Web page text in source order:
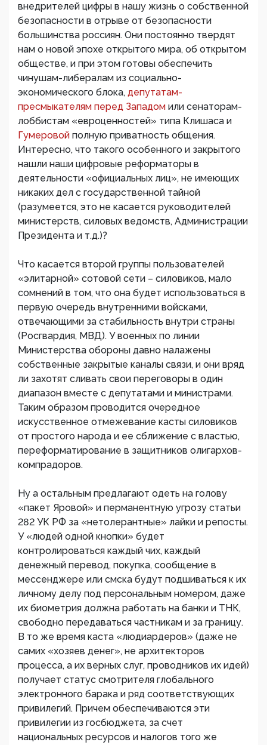
внедрителей цифры в нашу жизнь о собственной
безопасности в отрыве от безопасности
большинства россиян. Они постоянно твердят
нам о новой эпохе открытого мира, об открытом
обществе, и при этом готовы обеспечить
чинушам-либералам из социально-
экономического блока, депутатам-
пресмыкателям перед Западом или сенаторам-
лоббистам «евроценностей» типа Клишаса и
Гумеровой полную приватность общения.
Интересно, что такого особенного и закрытого
нашли наши цифровые реформаторы в
деятельности «официальных лиц», не имеющих
никаких дел с государственной тайной
(разумеется, это не касается руководителей
министерств, силовых ведомств, Администрации
Президента и т.д.)?
Что касается второй группы пользователей
«элитарной» сотовой сети – силовиков, мало
сомнений в том, что она будет использоваться в
первую очередь внутренними войсками,
отвечающими за стабильность внутри страны
(Росгвардия, МВД). У военных по линии
Министерства обороны давно налажены
собственные закрытые каналы связи, и они вряд
ли захотят сливать свои переговоры в один
диапазон вместе с депутатами и министрами.
Таким образом проводится очередное
искусственное отмежевание касты силовиков
от простого народа и ее сближение с властью,
переформатирование в защитников олигархов-
компрадоров.
Ну а остальным предлагают одеть на голову
«пакет Яровой» и перманентную угрозу статьи
282 УК РФ за «нетолерантные» лайки и репосты.
У «людей одной кнопки» будет
контролироваться каждый чих, каждый
денежный перевод, покупка, сообщение в
мессенджере или смска будут подшиваться к их
личному делу под персональным номером, даже
их биометрия должна работать на банки и ТНК,
свободно передаваться частникам и за границу.
В то же время каста «людиардеров» (даже не
самих «хозяев денег», не архитекторов
процесса, а их верных слуг, проводников их идей)
получает статус смотрителя глобального
электронного барака и ряд соответствующих
привилегий. Причем обеспечиваются эти
привилегии из госбюджета, за счет
национальных ресурсов и налогов того же